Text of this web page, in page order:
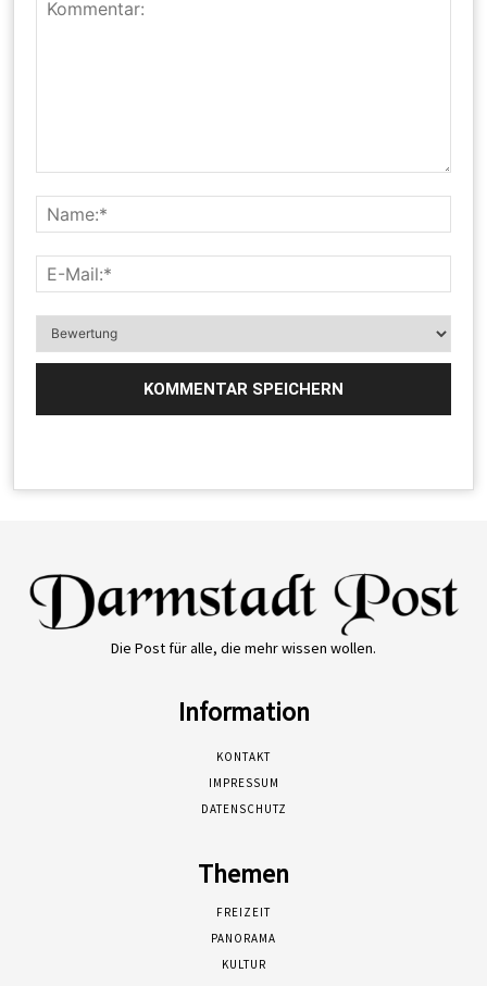
Die Post für alle, die mehr wissen wollen.
Information
KONTAKT
IMPRESSUM
DATENSCHUTZ
Themen
FREIZEIT
PANORAMA
KULTUR